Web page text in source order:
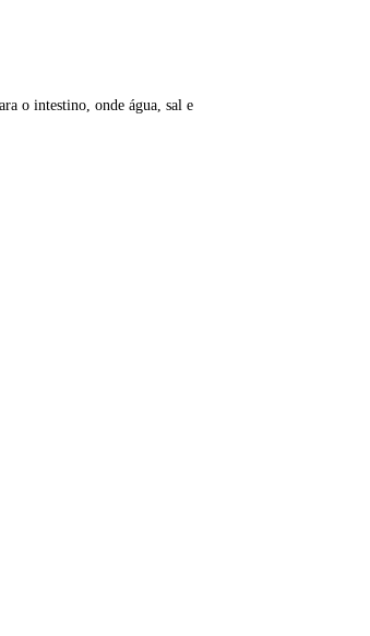
o intestino, onde água, sal e